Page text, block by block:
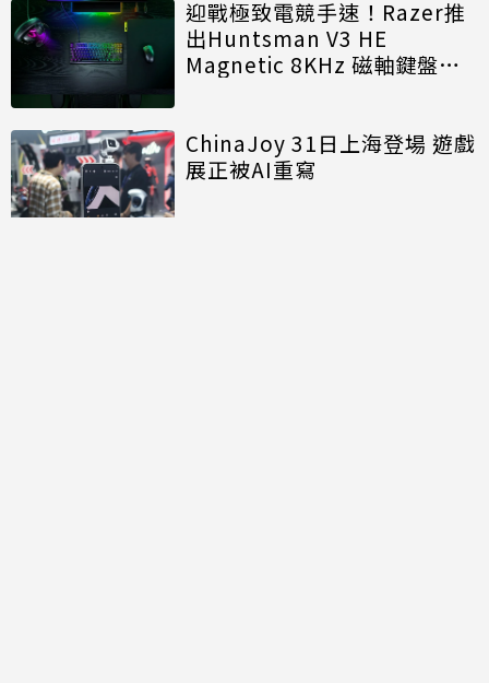
迎戰極致電競手速！Razer推
出Huntsman V3 HE
Magnetic 8KHz 磁軸鍵盤效
ChinaJoy 31日上海登場 遊戲
展正被AI重寫